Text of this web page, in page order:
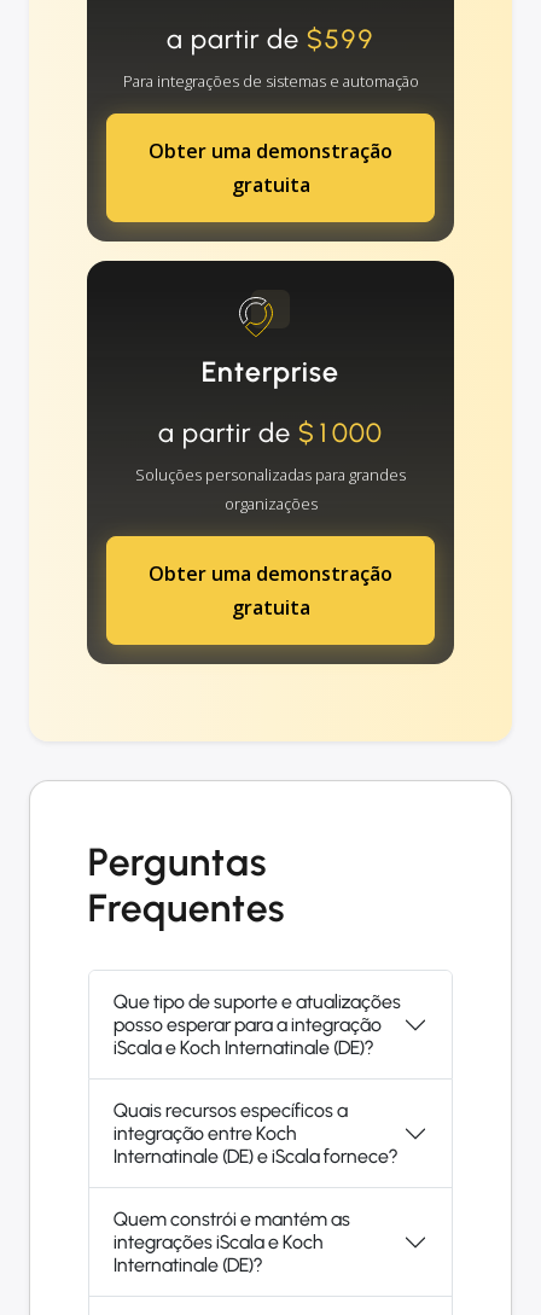
a partir de $599
Para integrações de sistemas e automação
Obter uma demonstração
gratuita
Enterprise
a partir de $1000
Soluções personalizadas para grandes
organizações
Obter uma demonstração
gratuita
Perguntas
Frequentes
Que tipo de suporte e atualizações
posso esperar para a integração
iScala e Koch Internatinale (DE)?
Quais recursos específicos a
integração entre Koch
Internatinale (DE) e iScala fornece?
Quem constrói e mantém as
integrações iScala e Koch
Internatinale (DE)?